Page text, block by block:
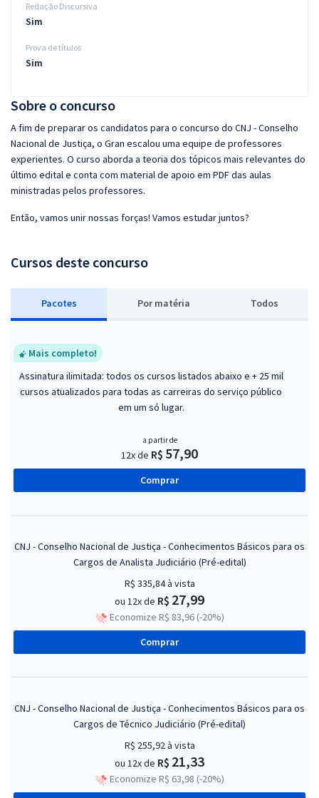
Sobre o concurso
A fim de preparar os candidatos para o concurso do CNJ - Conselho
Nacional de Justiça, o Gran escalou uma equipe de professores
experientes. O curso aborda a teoria dos tópicos mais relevantes do
último edital e conta com material de apoio em PDF das aulas
ministradas pelos professores.
Então, vamos unir nossas forças! Vamos estudar juntos?
Cursos deste concurso
Pacotes Por matéria Todos
Mais completo!
Assinatura ilimitada: todos os cursos listados abaixo e + 25 mil
cursos atualizados para todas as carreiras do serviço público
em um só lugar.
a partir de
12x de R$ 57,90
Comprar
CNJ - Conselho Nacional de Justiça - Conhecimentos Básicos para os
Cargos de Analista Judiciário (Pré-edital)
R$ 335,84à vista
ou 12x de R$ 27,99
Economize R$ 83,96 (-20%)
Comprar
CNJ - Conselho Nacional de Justiça - Conhecimentos Básicos para os
Cargos de Técnico Judiciário (Pré-edital)
R$ 255,92à vista
ou 12x de R$ 21,33
Economize R$ 63,98 (-20%)
Redação Discursiva
Sim
Prova de títulos
Sim